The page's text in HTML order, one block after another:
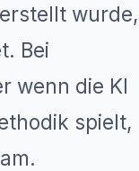
wurde,
Bei
wenn die KI
spielt,